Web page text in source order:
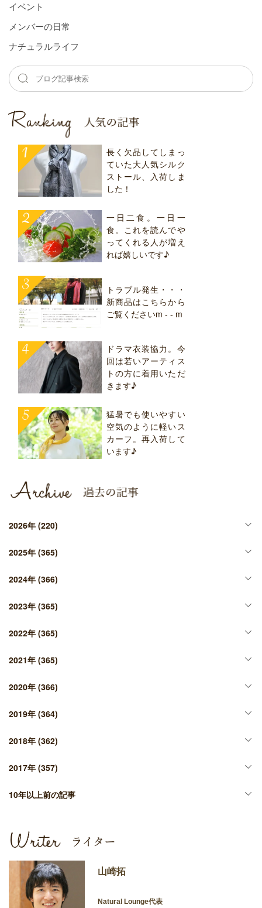
イベント
メンバーの⽇常
ナチュラルライフ
長く欠品してしまっ
ていた大人気シルク
ストール、入荷しま
した！
一日二食。一日一
食。これを読んでや
ってくれる人が増え
れば嬉しいです♪
トラブル発生・・・
新商品はこちらから
ご覧くださいm - - m
ドラマ衣装協力。今
回は若いアーティス
トの方に着用いただ
きます♪
猛暑でも使いやすい
空気のように軽いス
カーフ。再入荷して
います♪
2026年 (220)
2025年 (365)
2024年 (366)
2023年 (365)
2022年 (365)
2021年 (365)
2020年 (366)
2019年 (364)
2018年 (362)
2017年 (357)
10年以上前の記事
山崎拓
Natural Lounge代表